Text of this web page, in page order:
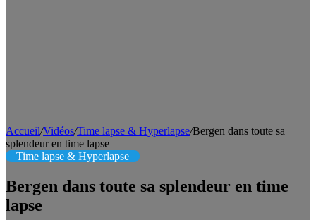
Accueil/Vidéos/Time lapse & Hyperlapse/Bergen dans toute sa
splendeur en time lapse
Time lapse & Hyperlapse
Bergen dans toute sa splendeur en time
lapse